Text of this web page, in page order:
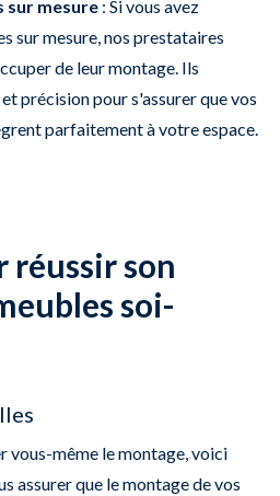
sur mesure : Si vous avez
sur mesure, nos prestataires
de leur montage. Ils
précision pour s'assurer que vos
parfaitement à votre espace.
réussir son
soi-
vous-même le montage, voici
assurer que le montage de vos